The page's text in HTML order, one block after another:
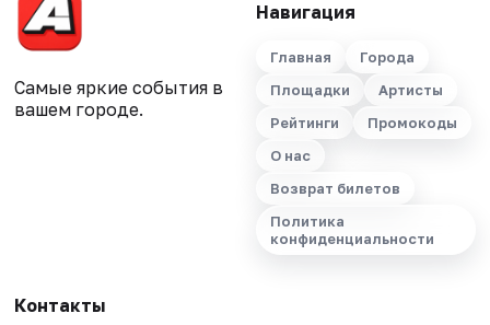
Самые яркие события в
вашем городе.
Навигация
Главная
Города
Площадки
Артисты
Рейтинги
Промокоды
О нас
Возврат билетов
Политика
конфиденциальности
Контакты